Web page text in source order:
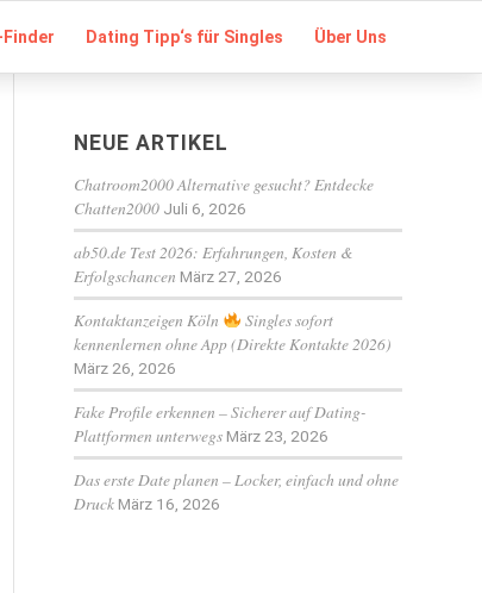
Finder Dating Tipp‘s für Singles Über Uns
NEUE ARTIKEL
Chatroom2000 Alternative gesucht? Entdecke
Chatten2000 Juli 6, 2026
ab50.de Test 2026: Erfahrungen, Kosten &
Erfolgschancen März 27, 2026
Kontaktanzeigen Köln
Singles sofort
kennenlernen ohne App (Direkte Kontakte 2026)
März 26, 2026
Fake Profile erkennen – Sicherer auf Dating-
Plattformen unterwegs März 23, 2026
Das erste Date planen – Locker, einfach und ohne
Druck März 16, 2026